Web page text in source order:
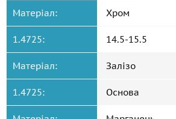
Матеріал: Хром
1.4725: 14.5-15.5
Матеріал: Залізо
1.4725: Основа